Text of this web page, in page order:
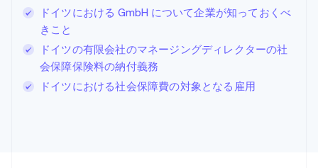
ドイツにおける GmbH について企業が知っておくべ
きこと
ドイツの有限会社のマネージングディレクターの社
会保障保険料の納付義務
ドイツにおける社会保障費の対象となる雇用
スウェーデン
Svenska
スペイン
Español English
スロバキア
English